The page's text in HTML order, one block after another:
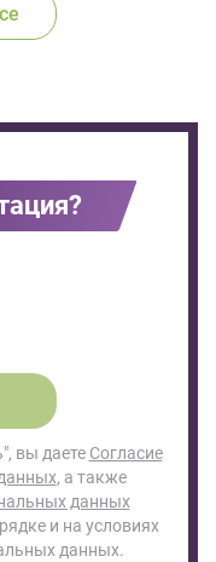
вы даете Согласие
, а также
данных
и на условиях
данных.